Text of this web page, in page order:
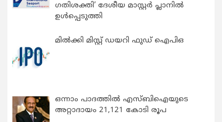
ഗതിശക്തി’ ദേശീയ മാസ്റ്റർ പ്ലാനിൽ
ഉൾപ്പെടുത്തി
മിൽക്കി മിസ്റ്റ് ഡയറി ഫുഡ് ഐപിഒ
ഒന്നാം പാദത്തിൽ എസ്ബിഐയുടെ
അറ്റാദായം 21,121 കോടി രൂപ